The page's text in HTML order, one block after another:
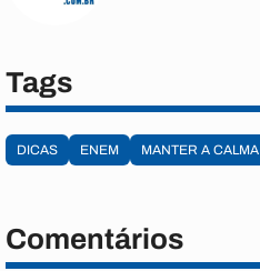
Tags
DICAS ENEM MANTER A CALMA
Comentários